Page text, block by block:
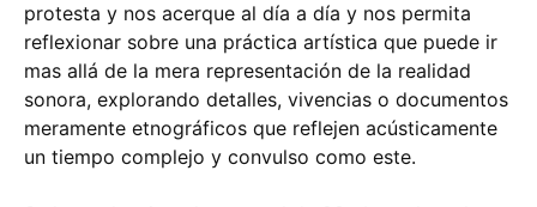
protesta y nos acerque al día a día y nos permita
reflexionar sobre una práctica artística que puede ir
mas allá de la mera representación de la realidad
sonora, explorando detalles, vivencias o documentos
meramente etnográficos que reflejen acústicamente
un tiempo complejo y convulso como este.